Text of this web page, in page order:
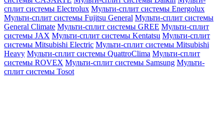
сплит системы Electrolux Мульти-сплит системы Energolux
Мульти-сплит системы Fujitsu General Мульти-сплит системы
General Climate Мульти-сплит системы GREE Мульти-сплит
системы JAX Мульти-сплит системы Kentatsu Мульти-сплит
системы Mitsubishi Electric Мульти-сплит системы Mitsubishi
Heavy Мульти-сплит системы QuattroClima Мульти-сплит
системы ROVEX Мульти-сплит системы Samsung Мульти-
сплит системы Tosot